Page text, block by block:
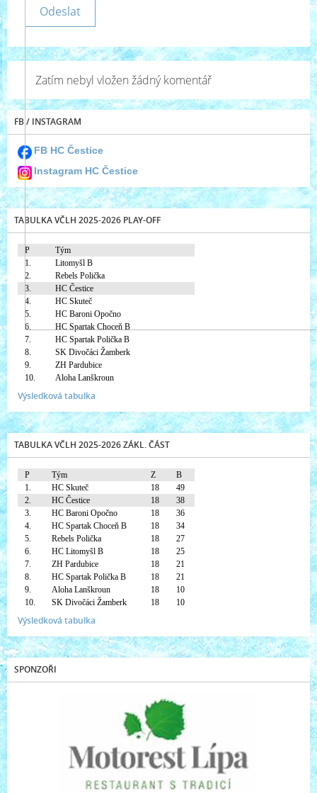
Zatím nebyl vložen žádný komentář
FB / INSTAGRAM
FB HC Čestice
Instagram HC Čestice
TABULKA VČLH 2025-2026 PLAY-OFF
P
Tým
1.
Litomyšl B
2.
Rebels Polička
3.
HC Čestice
4.
HC Skuteč
5.
HC Baroni Opočno
6.
HC Spartak Choceň B
7.
HC Spartak Polička B
8.
SK Divočáci Žamberk
9.
ZH Pardubice
10.
Aloha Lanškroun
Výsledková tabulka
TABULKA VČLH 2025-2026 ZÁKL. ČÁST
P Tým Z
B
1.
HC Skuteč 18
49
2.
HC Čestice 18
38
3.
HC Baroni Opočno 18
36
4.
HC Spartak Choceň B 18
34
5.
Rebels Polička 18
27
6.
HC Litomyšl B 18
25
7.
ZH Pardubice 18
21
8.
HC Spartak Polička B 18
21
9.
Aloha Lanškroun 18
10
10.
SK Divočáci Žamberk 18 10
Výsledková tabulka
SPONZOŘI